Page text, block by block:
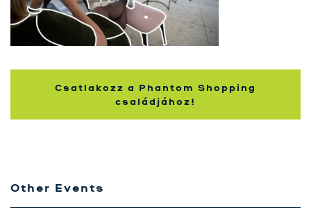
Kapcsolat
Tréning
Blog
Csatlakozz a Phantom Shopping
családjához!
Other Events